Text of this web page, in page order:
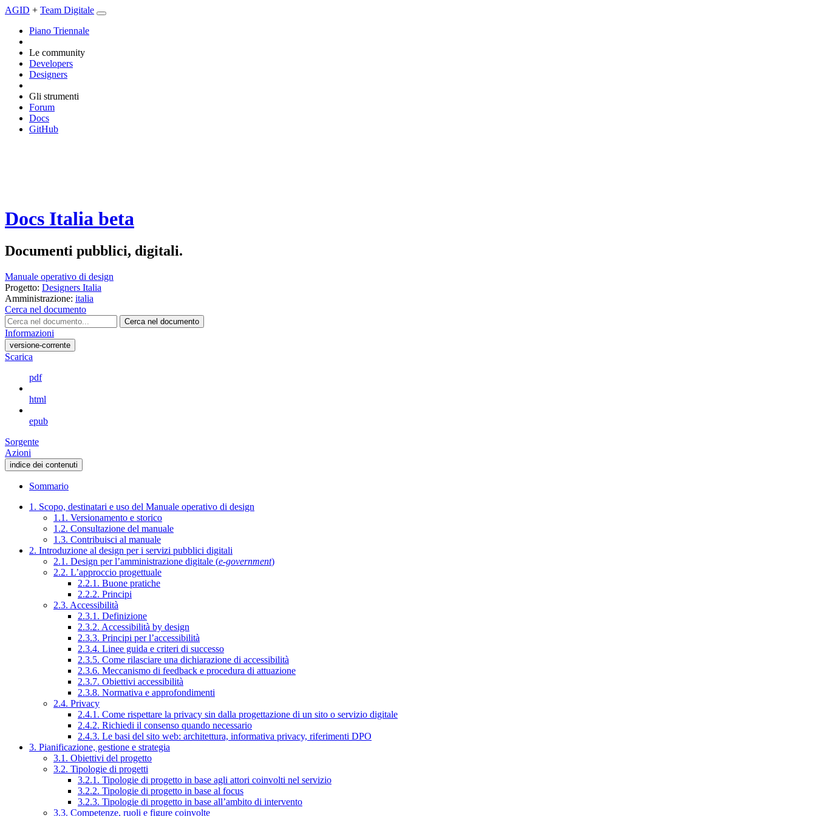
AGID + Team Digitale
Piano Triennale
Le community
Developers
Designers
Gli strumenti
Forum
Docs
GitHub
Docs Italia beta
Documenti pubblici, digitali.
Manuale operativo di design
Progetto: Designers Italia
Amministrazione: italia
Cerca nel documento
Cerca nel documento
Informazioni
versione-corrente
Scarica
pdf
html
epub
Sorgente
Azioni
indice dei contenuti
Sommario
1. Scopo, destinatari e uso del Manuale operativo di design
1.1. Versionamento e storico
1.2. Consultazione del manuale
1.3. Contribuisci al manuale
2. Introduzione al design per i servizi pubblici digitali
2.1. Design per l’amministrazione digitale (e-government)
2.2. L’approccio progettuale
2.2.1. Buone pratiche
2.2.2. Principi
2.3. Accessibilità
2.3.1. Definizione
2.3.2. Accessibilità by design
2.3.3. Principi per l’accessibilità
2.3.4. Linee guida e criteri di successo
2.3.5. Come rilasciare una dichiarazione di accessibilità
2.3.6. Meccanismo di feedback e procedura di attuazione
2.3.7. Obiettivi accessibilità
2.3.8. Normativa e approfondimenti
2.4. Privacy
2.4.1. Come rispettare la privacy sin dalla progettazione di un sito o servizio digitale
2.4.2. Richiedi il consenso quando necessario
2.4.3. Le basi del sito web: architettura, informativa privacy, riferimenti DPO
3. Pianificazione, gestione e strategia
3.1. Obiettivi del progetto
3.2. Tipologie di progetti
3.2.1. Tipologie di progetto in base agli attori coinvolti nel servizio
3.2.2. Tipologie di progetto in base al focus
3.2.3. Tipologie di progetto in base all’ambito di intervento
3.3. Competenze, ruoli e figure coinvolte